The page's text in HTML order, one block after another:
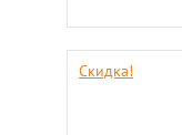
Скидка!